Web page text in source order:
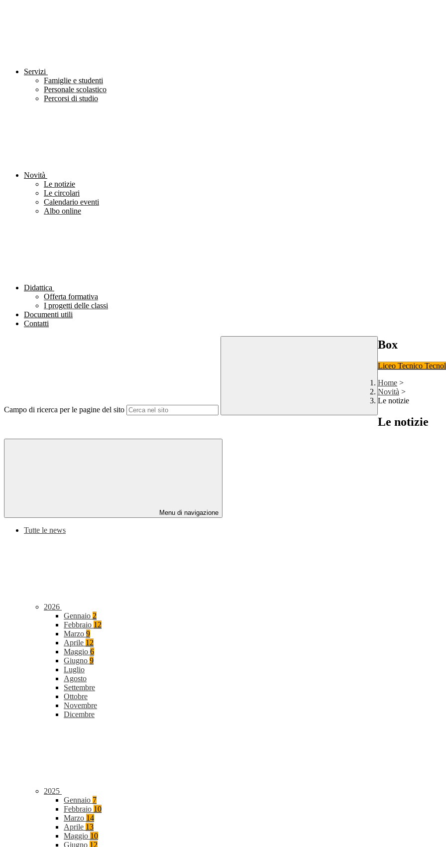
Servizi
Famiglie e studenti
Personale scolastico
Percorsi di studio
Novità
Le notizie
Le circolari
Calendario eventi
Albo online
Didattica
Offerta formativa
I progetti delle classi
Documenti utili
Contatti
Campo di ricerca per le pagine del sito
Box
Liceo Tecnico
Home >
Novità >
Le notizie
Le notizie
Menu di navigazione
Tutte le news
2026
Gennaio 2
Febbraio 12
Marzo 9
Aprile 12
Maggio 6
Giugno 9
Luglio
Agosto
Settembre
Ottobre
Novembre
Dicembre
2025
Gennaio 7
Febbraio 10
Marzo 14
Aprile 13
Maggio 10
Giugno 12